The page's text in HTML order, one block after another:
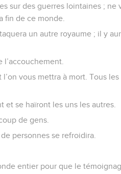
sur des guerres lointaines ; ne
fin de ce monde.
un autre royaume ; il y
vous mettra à mort. Tous
et se haïront les uns les autres.
de gens.
personnes se refroidira.
entier pour que le